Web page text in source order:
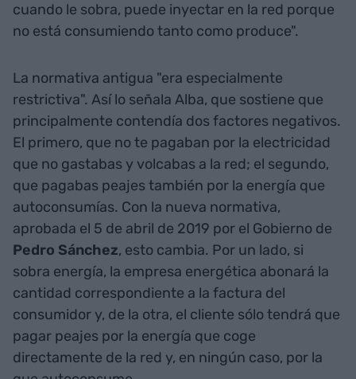
cuando le sobra, puede inyectar en la red porque
no está consumiendo tanto como produce".
La normativa antigua "era especialmente
restrictiva". Así lo señala Alba, que sostiene que
principalmente contendía dos factores negativos.
El primero, que no te pagaban por la electricidad
que no gastabas y volcabas a la red; el segundo,
que pagabas peajes también por la energía que
autoconsumías. Con la nueva normativa,
aprobada el 5 de abril de 2019 por el Gobierno de
Pedro Sánchez, esto cambia. Por un lado, si
sobra energía, la empresa energética abonará la
cantidad correspondiente a la factura del
consumidor y, de la otra, el cliente sólo tendrá que
pagar peajes por la energía que coge
directamente de la red y, en ningún caso, por la